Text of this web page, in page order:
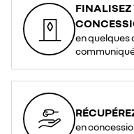
FINALISEZ
en quelques
en